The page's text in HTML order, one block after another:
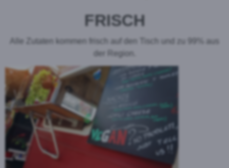
FRISCH
Alle Zutaten kommen frisch auf den Tisch und zu 99% aus
der Region.